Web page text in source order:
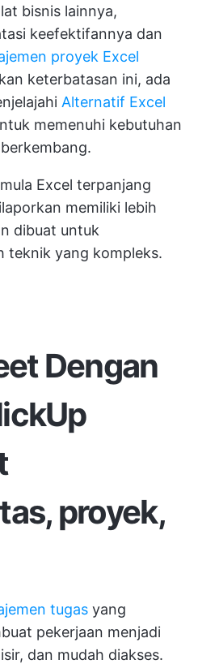
bisnis lainnya,
keefektifannya dan
proyek Excel
keterbatasan ini, ada
Alternatif Excel
memenuhi kebutuhan
Excel terpanjang
memiliki lebih
dibuat untuk
teknik yang kompleks.
Dengan
proyek,
tugas yang
pekerjaan menjadi
dan mudah diakses.